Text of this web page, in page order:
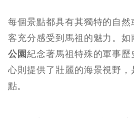
每個景點都具有其獨特的自
客充分感受到馬祖的魅力。如
公園紀念著馬祖特殊的軍事
心則提供了壯麗的海景視野
點。